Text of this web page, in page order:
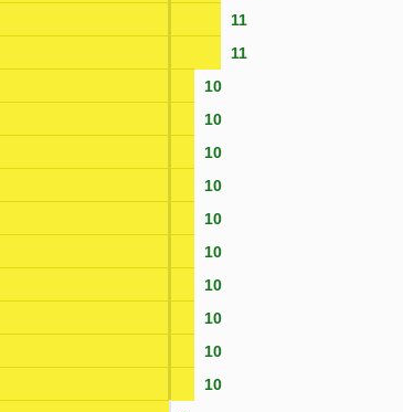
11
11
10
10
10
10
10
10
10
10
10
10